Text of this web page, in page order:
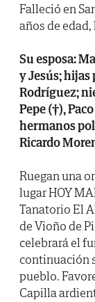
Falleció en
años de edad,
Su esposa:
y Jesús;
Rodríguez;
Pepe (†),
hermanos
Ricardo
Ruegan una
lugar HOY
Tanatorio El
de Vioño de
celebrará el
continuación
pueblo.
Capilla